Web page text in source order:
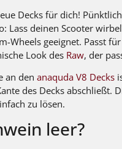
Decks für dich!
Lass deinen Scooter
Wheels geeignet. Passt
Look des Raw, der
an den anaquda V8 Decks
des Decks abschließt.
zu lösen.
leer?